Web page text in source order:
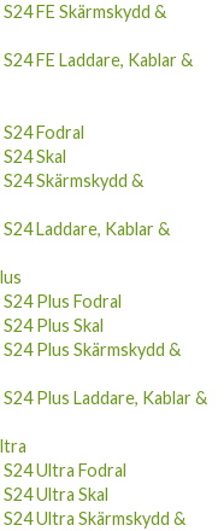
FE Skärmskydd &
FE Laddare, Kablar &
Fodral
Skal
Skärmskydd &
Laddare, Kablar &
Plus Fodral
Plus Skal
Plus Skärmskydd &
Plus Laddare, Kablar &
S24 Ultra Fodral
Ultra Skal
S24 Ultra Skärmskydd &